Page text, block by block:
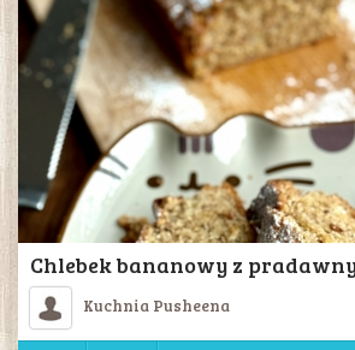
Chlebek bananowy z
Kuchnia Pusheena